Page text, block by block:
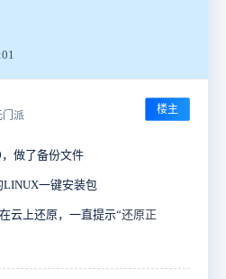
门派 楼主
做了备份文件
LINUX一键安装包
云上还原，一直提示“还原正